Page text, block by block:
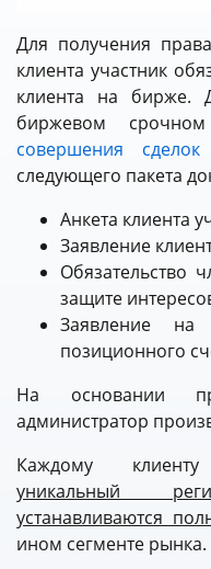
Для получения
клиента участник
клиента на бирже.
биржевом
совершения сделок
следующего пакета
Анкета клиента
Заявление
Обязательство
защите
Заявление на
позиционного
На основании
администратор
Каждому
уникальный
устанавливаются
ином сегменте рынка.